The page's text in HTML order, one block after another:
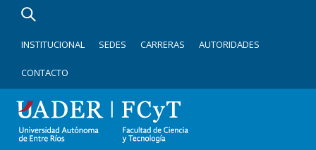
INSTITUCIONAL SEDES CARRERAS AUTORIDADES
CONTACTO